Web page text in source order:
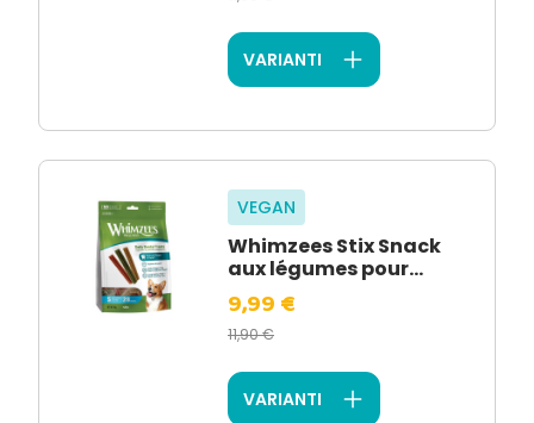
VARIANTI
VEGAN
Whimzees Stix Snack
aux légumes pour...
9,99 €
11,90 €
VARIANTI